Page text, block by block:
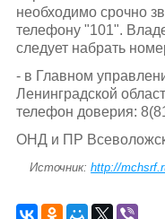
необходимо срочно
телефону "101".
следует набрать
- в Главном
Ленинградской
телефон доверия:
ОНД и ПР
Источник:http://